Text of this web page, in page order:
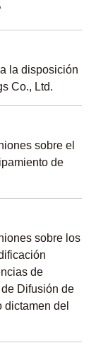
la disposición
Co., Ltd.
sobre el
de
sobre los
de
Difusión de
del